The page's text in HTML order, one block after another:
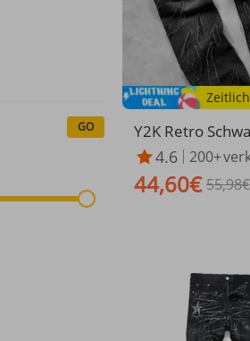
GO
Y2K Retro
Jeans für Herren
Punk Raw Edge
ntage Muster
igh Waisted
4.6 200+
44,60€ 55,98€